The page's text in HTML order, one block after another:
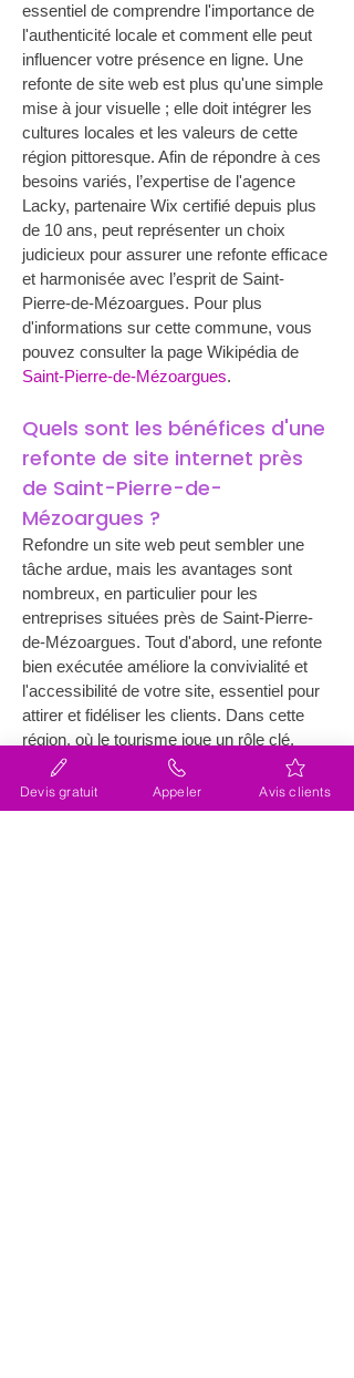
essentiel de comprendre l'importance de
l'authenticité locale et comment elle peut
influencer votre présence en ligne. Une
refonte de site web est plus qu'une simple
mise à jour visuelle ; elle doit intégrer les
cultures locales et les valeurs de cette
région pittoresque. Afin de répondre à ces
besoins variés, l’expertise de l'agence
Lacky, partenaire Wix certifié depuis plus
de 10 ans, peut représenter un choix
judicieux pour assurer une refonte efficace
et harmonisée avec l’esprit de Saint-
Pierre-de-Mézoargues. Pour plus
d'informations sur cette commune, vous
pouvez consulter la page Wikipédia de
Saint-Pierre-de-Mézoargues.
Quels sont les bénéfices d'une
refonte de site internet près
de Saint-Pierre-de-
Mézoargues ?
Refondre un site web peut sembler une
tâche ardue, mais les avantages sont
nombreux, en particulier pour les
entreprises situées près de Saint-Pierre-
de-Mézoargues. Tout d'abord, une refonte
bien exécutée améliore la convivialité et
l'accessibilité de votre site, essentiel pour
attirer et fidéliser les clients. Dans cette
région, où le tourisme joue un rôle clé,
avoir un site agréable et intuitif peut être
un atout majeur. En second lieu, une
refonte permet d'intégrer les toutes
Devis gratuit Appeler Avis clients